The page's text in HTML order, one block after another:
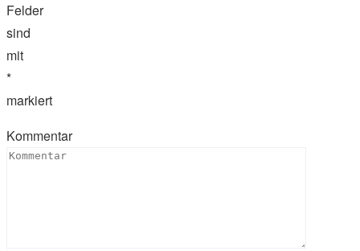
Felder
sind
mit
*
markiert
Kommentar